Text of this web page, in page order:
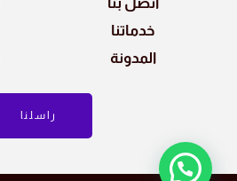
خدماتنا
المدونة
راسلنا